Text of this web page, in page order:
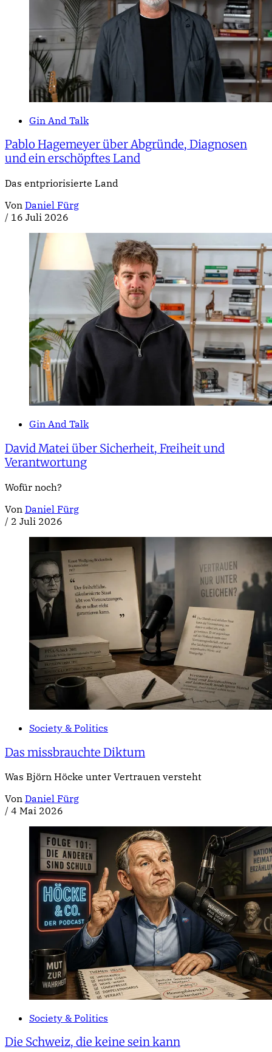
Gin And Talk
Pablo Hagemeyer über Abgründe, Diagnosen
und ein erschöpftes Land
Das entpriorisierte Land
Von Daniel Fürg
/ 16 Juli 2026
Gin And Talk
David Matei über Sicherheit, Freiheit und
Verantwortung
Wofür noch?
Von Daniel Fürg
/ 2 Juli 2026
Society & Politics
Das missbrauchte Diktum
Was Björn Höcke unter Vertrauen versteht
Von Daniel Fürg
/ 4 Mai 2026
Society & Politics
Die Schweiz, die keine sein kann